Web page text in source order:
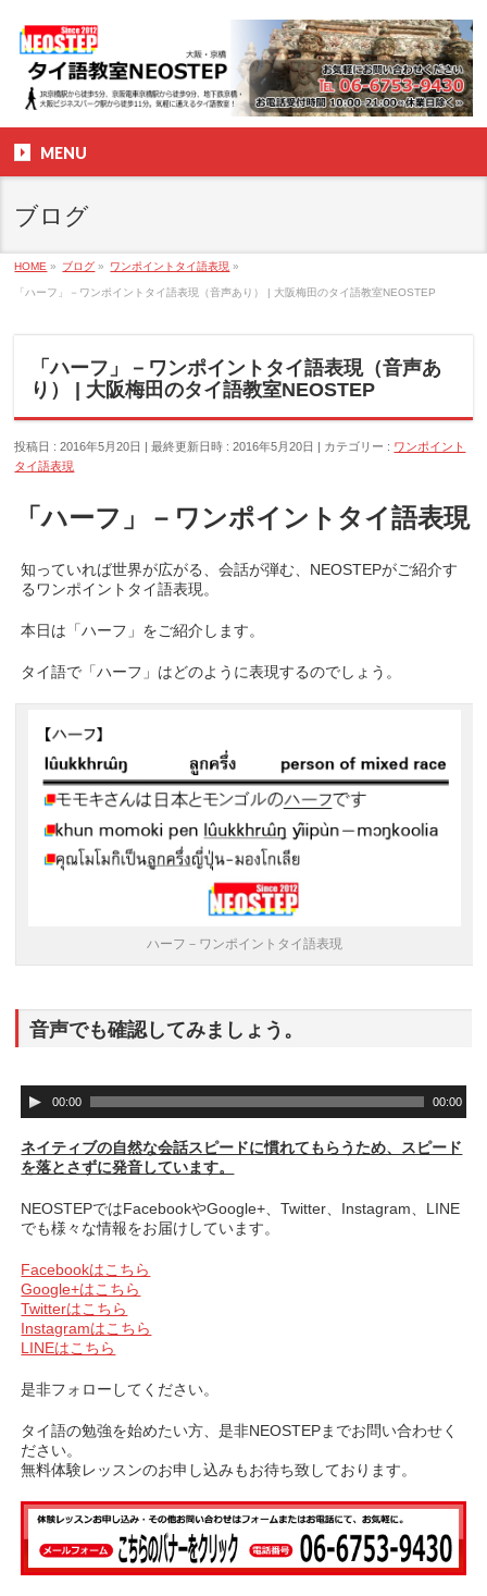
MENU
ブログ
HOME » ブログ » ワンポイントタイ語表現 »
「ハーフ」－ワンポイントタイ語表現（音声あり） | 大阪梅田のタイ語教室NEOSTEP
「ハーフ」－ワンポイントタイ語表現（音声あ
り） | 大阪梅田のタイ語教室NEOSTEP
投稿日 : 2016年5月20日 最終更新日時 : 2016年5月20日 カテゴリー : ワンポイント
タイ語表現
「ハーフ」－ワンポイントタイ語表現
知っていれば世界が広がる、会話が弾む、NEOSTEPがご紹介す
るワンポイントタイ語表現。
本日は「ハーフ」をご紹介します。
タイ語で「ハーフ」はどのように表現するのでしょう。
ハーフ－ワンポイントタイ語表現
音声でも確認してみましょう。
音
声
レ
ー
ー
00:00 00:00
ネイティブの自然な会話スピードに慣れてもらうため、スピード
を落とさずに発音しています。
NEOSTEPではFacebookやGoogle+、Twitter、Instagram、LINE
でも様々な情報をお届けしています。
Facebookはこちら
Google+はこちら
Twitterはこちら
Instagramはこちら
LINEはこちら
是非フォローしてください。
タイ語の勉強を始めたい方、是非NEOSTEPまでお問い合わせく
ださい。
無料体験レッスンのお申し込みもお待ち致しております。